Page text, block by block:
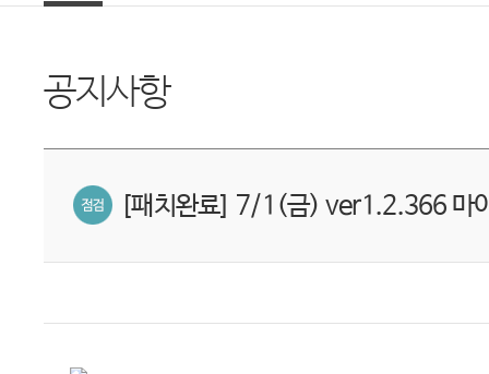
공지사항
[패치완료] 7/1(금) ver1.2.366